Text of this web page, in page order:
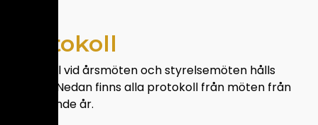
Protokoll
Protokoll vid årsmöten och styrelsemöten hålls
publika. Nedan finns alla protokoll från möten från
föregående år.